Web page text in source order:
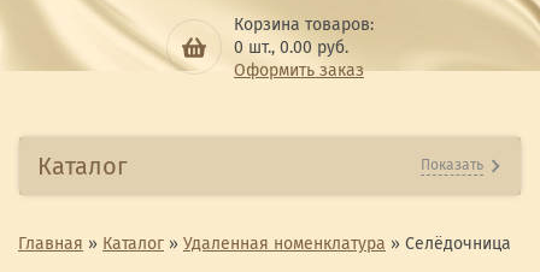
Корзина товаров:
0 шт., 0.00 руб.
Оформить заказ
Каталог Показать
Главная » Каталог » Удаленная номенклатура » Селёдочница